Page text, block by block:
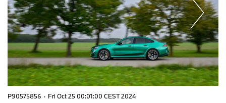
P90575856 · Fri Oct 25 00:01:00 CEST 2024